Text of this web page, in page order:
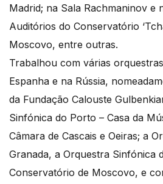
Madrid; na Sala Rachmaninov e
Auditórios do Conservatório
Moscovo, entre outras.
Trabalhou com várias
Espanha e na Rússia,
da Fundação Calouste
Sinfónica do Porto – Casa da
Câmara de Cascais e Oeiras; a
Granada, a Orquestra Sinfónica
Conservatório de Moscovo, e